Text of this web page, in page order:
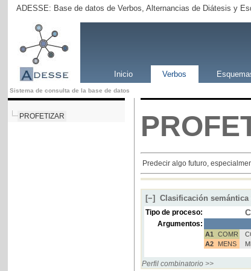
ADESSE: Base de datos de Verbos, Alternancias de Diátesis y
Inicio Verbos
Sistema de consulta de la base de datos
PROFETIZAR
Predecir algo futuro,
[−] Clasificación
Tipo de proceso:
Argumentos:
A1 COMR
A2
MENS
Perfil combinatorio >>